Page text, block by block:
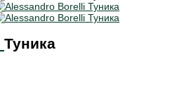
Туника